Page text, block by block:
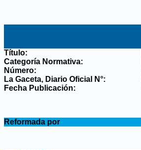
Título:
Categoría Normativa:
Número:
La Gaceta, Diario Oficial N°:
Fecha Publicación:
Reformada por